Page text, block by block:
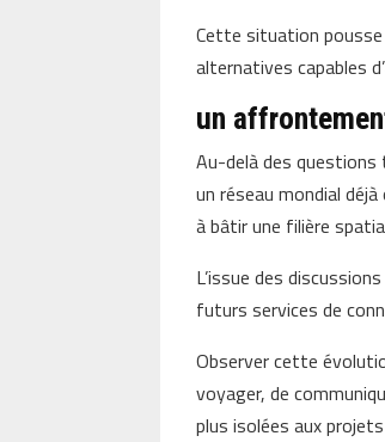
Cette situation
alternatives capables
un
Au-delà des questions
un réseau mondial
à bâtir une filière
L’issue des
futurs services de
Observer cette
voyager, de
plus isolées aux